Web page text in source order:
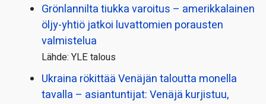
Grönlannilta tiukka varoitus – amerikkalainen
öljy-yhtiö jatkoi luvattomien porausten
valmistelua
Lähde: YLE talous
Ukraina rökittää Venäjän taloutta monella
tavalla – asiantuntijat: Venäjä kurjistuu,